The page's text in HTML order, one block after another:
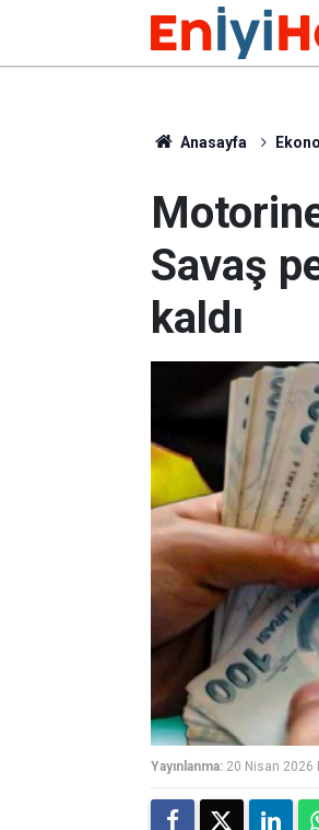
Anasayfa
Savaş
kaldı
Yayınlanma: 20 Nisan 2026